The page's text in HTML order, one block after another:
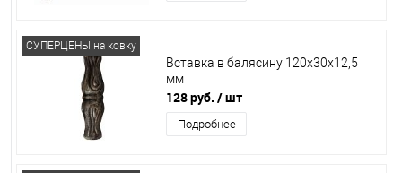
СУПЕРЦЕНЫ на ковку
Вставка в балясину 120х30х12,5
мм
128 руб. / шт
Подробнее